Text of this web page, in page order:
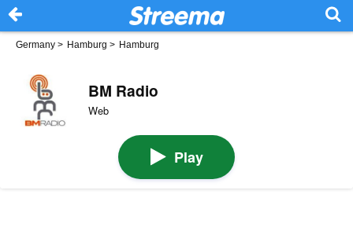
Germany > Hamburg > Hamburg
BM Radio
Web
Play